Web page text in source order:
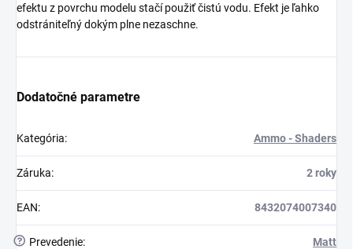
efektu z povrchu modelu stačí použiť čistú vodu. Efekt je ľahko
odstrániteľný dokým plne nezaschne.
Dodatočné parametre
Kategória: Ammo - Shaders
Záruka: 2 roky
EAN: 8432074007340
? Prevedenie: Matt